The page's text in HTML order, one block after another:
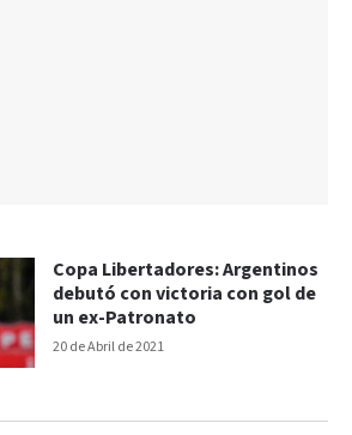
20 de Abril de 2021
Copa Libertadores: Argentinos
debutó con victoria con gol de
un ex-Patronato